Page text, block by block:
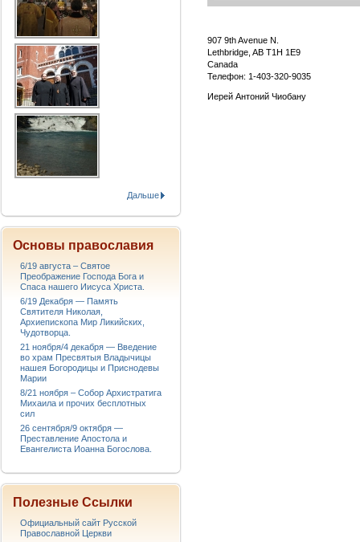
907 9th Avenue N.
Lethbridge, AB T1H 1E9
Canada
Телефон: 1-403-320-9035
Иерей Антоний Чиобану
Дальше
Основы православия
6/19 августа – Святое
Преображение Господа Бога и
Спаса нашего Иисуса Христа.
6/19 Декабря — Память
Святителя Николая,
Архиепископа Мир Ликийских,
Чудотворца.
21 ноября/4 декабря — Введение
во храм Пресвятыя Владычицы
нашея Богородицы и Приснодевы
Марии
8/21 ноября – Собор Архистратига
Михаила и прочих бесплотных
сил
26 сентября/9 октября —
Преставление Апостола и
Евангелиста Иоанна Богослова.
Полезные Ссылки
Официальный сайт Русской
Православной Церкви